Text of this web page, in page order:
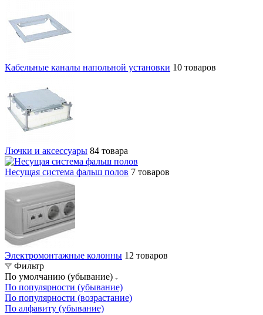
Кабельные каналы напольной установки 10 товаров
Лючки и аксессуары 84 товара
Несущая система фальш полов 7 товаров
Электромонтажные колонны 12 товаров
Фильтр
По умолчанию (убывание)
По популярности (убывание)
По популярности (возрастание)
По алфавиту (убывание)